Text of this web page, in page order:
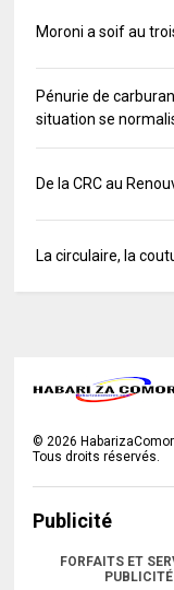
Moroni a soif au
Pénurie de
situation se
De la CRC au
La circulaire, la
© 2026
Tous droits réservés.
Publicité
FORFAITS ET
PUBLICITÉ